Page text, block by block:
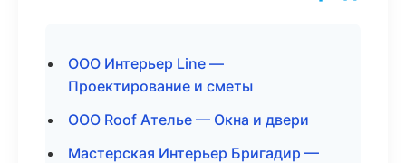
ООО Интерьер Line —
Проектирование и сметы
ООО Roof Ателье — Окна и двери
Мастерская Интерьер Бригадир —